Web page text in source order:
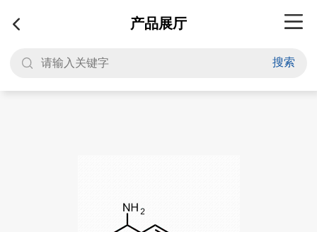
产品展厅
搜索